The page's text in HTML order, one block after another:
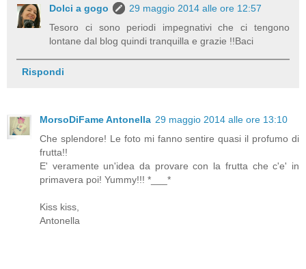
Dolci a gogo
29 maggio 2014 alle ore 12:57
Tesoro ci sono periodi impegnativi che ci tengono
lontane dal blog quindi tranquilla e grazie !!Baci
Rispondi
MorsoDiFame Antonella 29 maggio 2014 alle ore 13:10
Che splendore! Le foto mi fanno sentire quasi il profumo di
frutta!!
E' veramente un'idea da provare con la frutta che c'e' in
primavera poi! Yummy!!! *___*
Kiss kiss,
Antonella